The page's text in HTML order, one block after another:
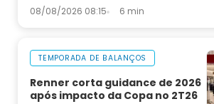
08/08/2026 08:15 6 min
TEMPORADA DE BALANÇOS
Renner corta guidance de 2026
após impacto da Copa no 2T26